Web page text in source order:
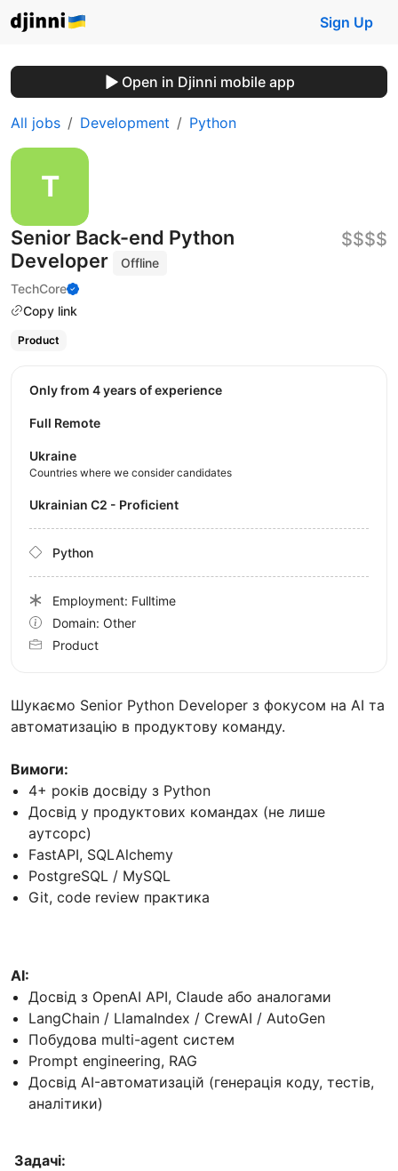
Sign Up
Open in Djinni mobile app
All jobs Development Python
Senior Back-end Python
Developer
Offline
TechCore
Copy link
$$$$
Product
Шукаємо Senior Python Developer з фокусом на AI та
автоматизацію в продуктову команду.
Вимоги:
4+ років досвіду з Python
Досвід у продуктових командах (не лише
аутсорс)
FastAPI, SQLAlchemy
PostgreSQL / MySQL
Git, code review практика
AI:
Досвід з OpenAI API, Claude або аналогами
LangChain / LlamaIndex / CrewAI / AutoGen
Побудова multi-agent систем
Prompt engineering, RAG
Досвід AI-автоматизацій (генерація коду, тестів,
аналітики)
Задачі:
Only from 4 years of experience
Full Remote
Ukraine
Countries where we consider candidates
Ukrainian C2 - Proficient
Python
Employment: Fulltime
Domain: Other
Product